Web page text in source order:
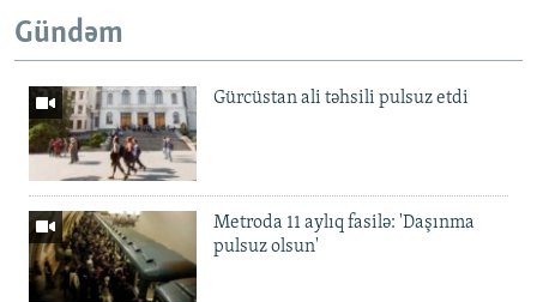
Gündəm
Gürcüstan ali təhsili pulsuz etdi
Metroda 11 aylıq fasilə: 'Daşınma
pulsuz olsun'